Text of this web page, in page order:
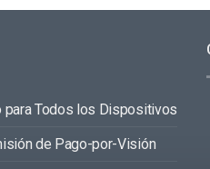
para Todos los Dispositivos
de Pago-por-Visión